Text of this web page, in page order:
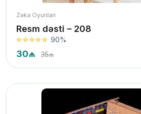
Zəka Oyunları
Resm dəsti – 208
90%
30₼ 35₼